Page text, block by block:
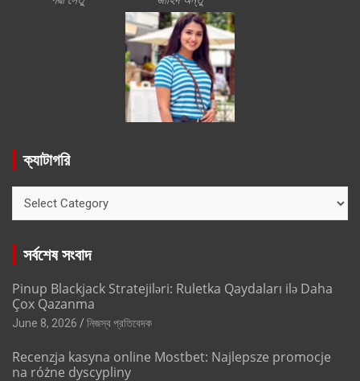
ক্যাটাগরি
সর্বশেষ সংবাদ
Pinup Blackjack Stratejiləri: Ruletka Qaydaları ilə Daha
Çox Qazanma
June 8, 2026 নিজস্ব প্রতিবেদক
Recenzja kasyna online Mostbet: Najlepsze promocje
na różne dyscypliny